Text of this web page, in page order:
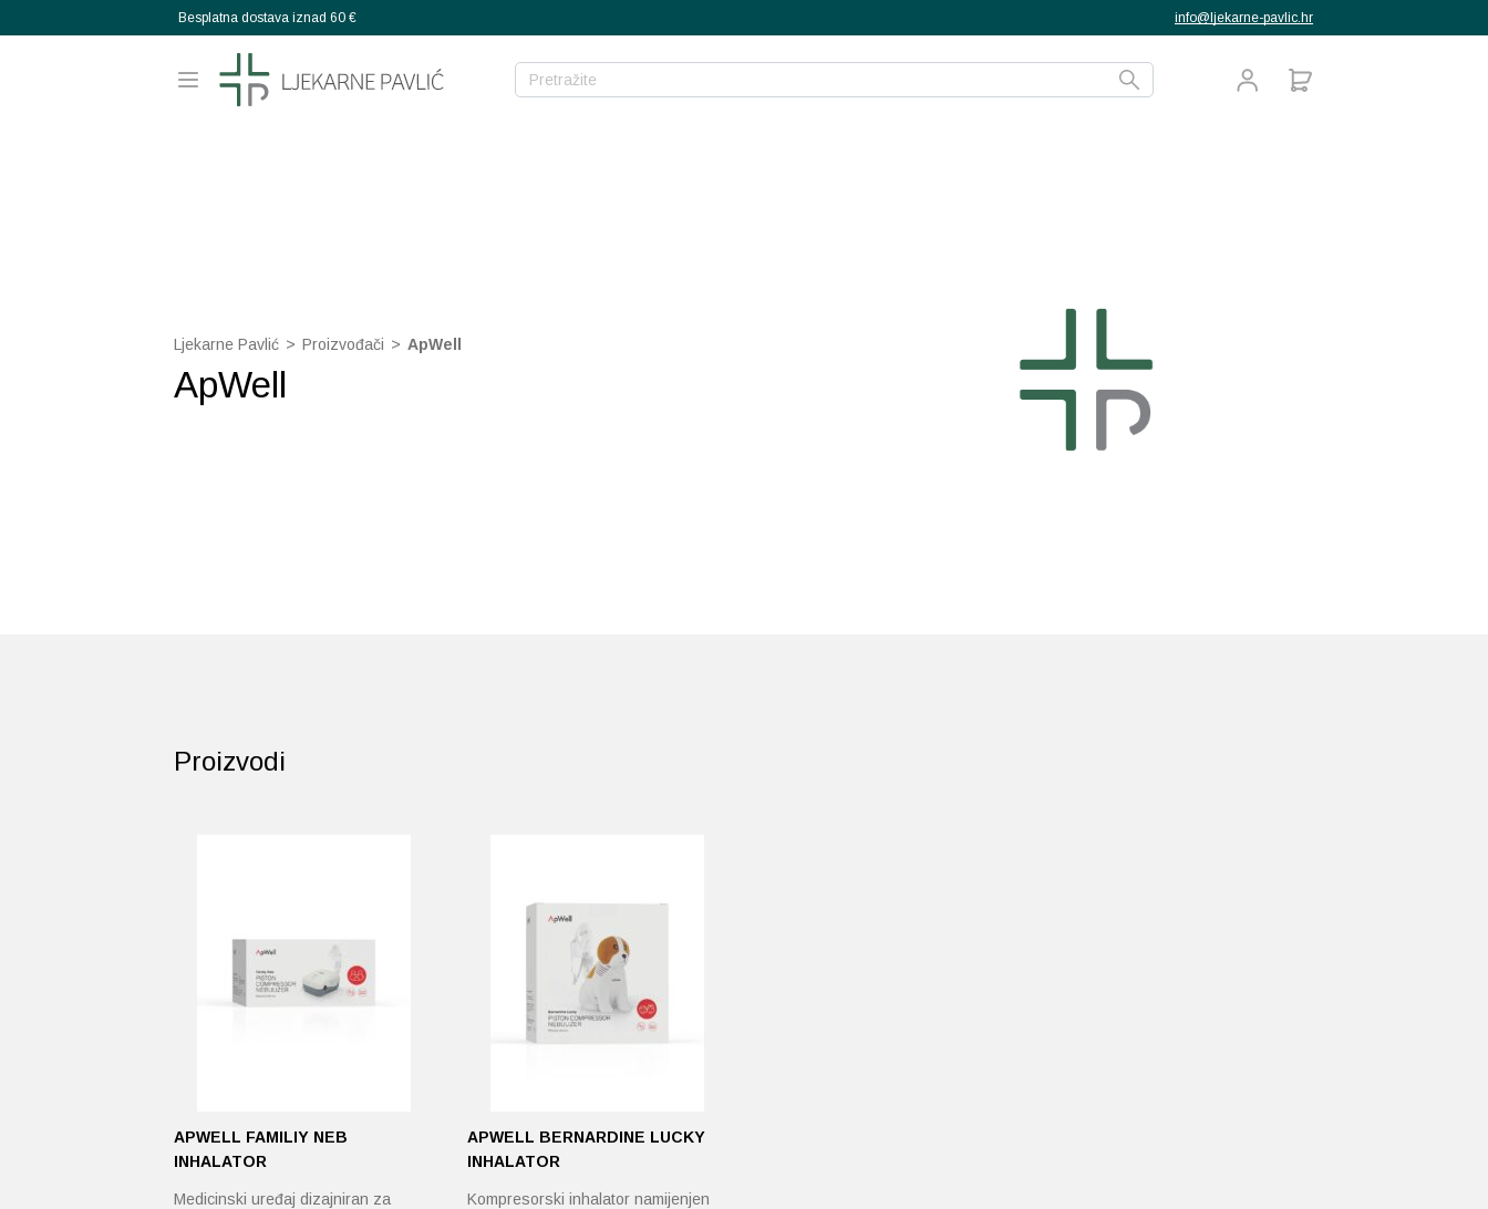
Besplatna dostava iznad 60 € info@ljekarne-pavlic.hr
Ljekarne Pavlić > Proizvođači > ApWell
ApWell
Proizvodi
APWELL FAMILIY NEB
INHALATOR
Medicinski uređaj dizajniran za
APWELL BERNARDINE LUCKY
INHALATOR
Kompresorski inhalator namijenjen